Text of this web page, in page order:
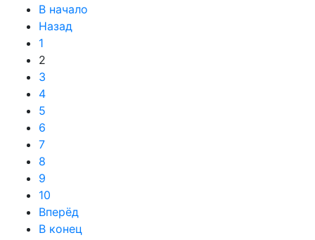
В начало
Назад
1
2
3
4
5
6
7
8
9
10
Вперёд
В конец